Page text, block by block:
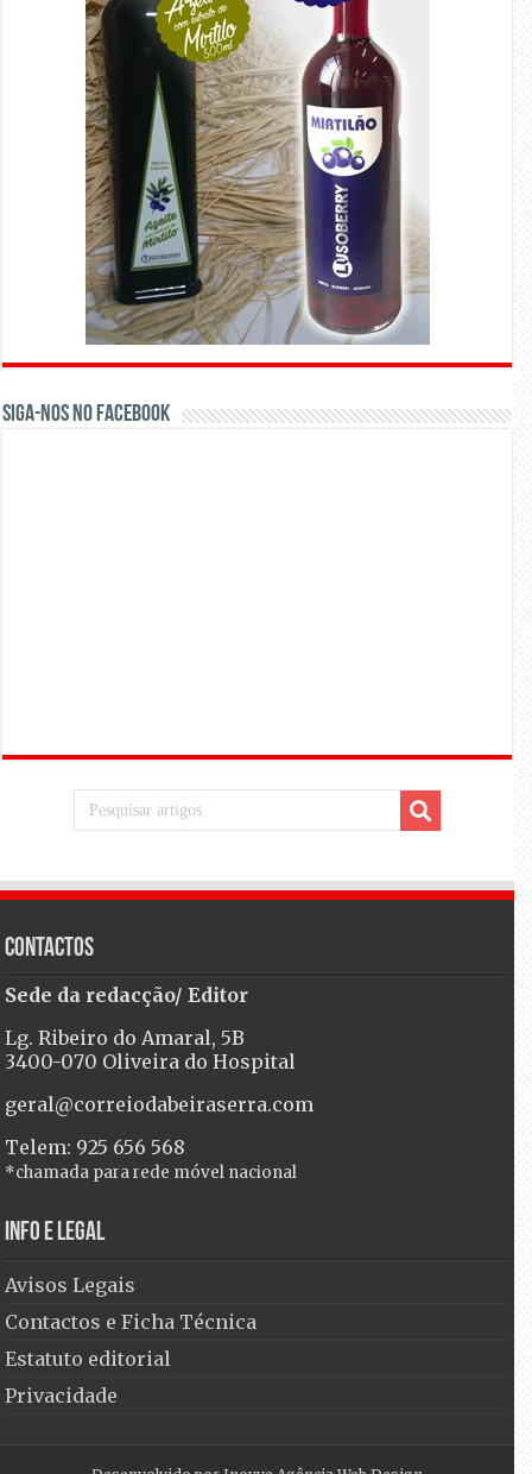
Siga-nos no Facebook
Contactos
Sede da redacção/ Editor
Lg. Ribeiro do Amaral, 5B
3400-070 Oliveira do Hospital
geral@correiodabeiraserra.com
Telem: 925 656 568
*chamada para rede móvel nacional
Info e Legal
Avisos Legais
Contactos e Ficha Técnica
Estatuto editorial
Privacidade